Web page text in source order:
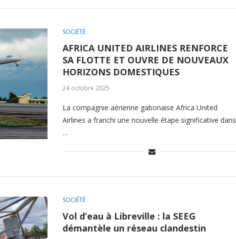
SOCIÉTÉ
AFRICA UNITED AIRLINES RENFORCE
SA FLOTTE ET OUVRE DE NOUVEAUX
HORIZONS DOMESTIQUES
24 octobre 2025
La compagnie aérienne gabonaise Africa United
Airlines a franchi une nouvelle étape significative dans
…
SOCIÉTÉ
Vol d’eau à Libreville : la SEEG
démantèle un réseau clandestin